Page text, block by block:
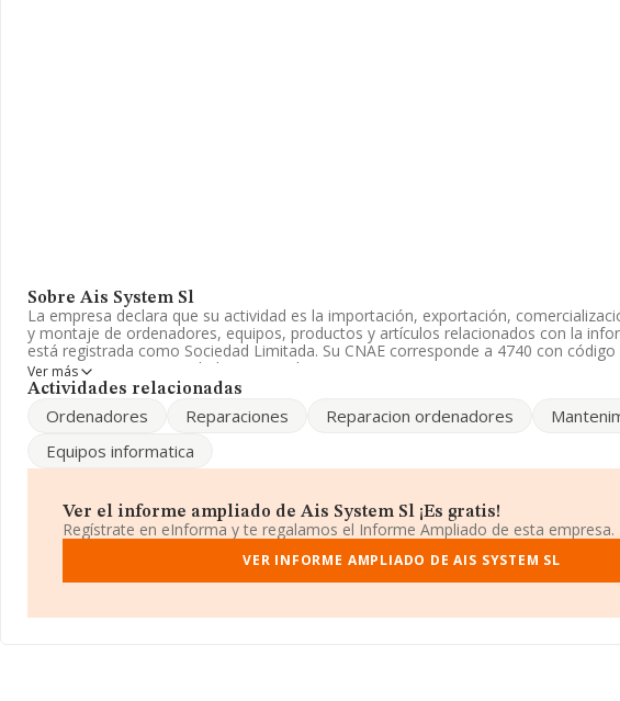
Sobre Ais System Sl
La empresa declara que su actividad es la importación, exportación,
y montaje de ordenadores, equipos, productos y artículos relacionados con la
está registrada como Sociedad Limitada. Su CNAE corresponde a 4740 con código
empresa no tiene actividad en mercados exteriores.
tenido un número de empleados por debajo de la media de sector.
La dirección de correo es
Valles, en Barcelona, Cataluña.
En relación con el sector y disponiendo de los datos de hasta 10.565 empresas, la
ámbito nacional alcanza los 5.853 millones de euros y se estima que el promedio
todas las empresas es de 554 mil euros. Por último, con el fin de ampliar la
constitución es de 17 años.
Ver más
Actividades relacionadas
Ordenadores Reparaciones Reparacion ordenadores
Equipos informatica
Ver el informe ampliado de Ais System Sl ¡Es gratis!
Regístrate en eInforma y te regalamos el Informe Ampliado de esta empresa.
VER INFORME AMPLIADO DE AIS SYSTEM SL